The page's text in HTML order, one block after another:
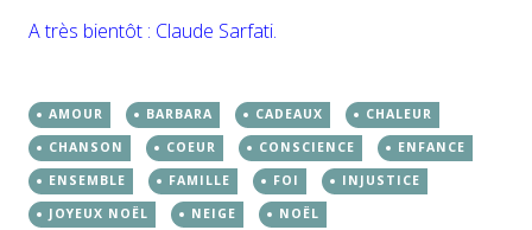
A très bientôt : Claude Sarfati.
AMOUR BARBARA CADEAUX
CHALEUR
CHANSON
COEUR CONSCIENCE
ENFANCE
ENSEMBLE
FAMILLE FOI
INJUSTICE
JOYEUX NOËL
NEIGE
NOËL